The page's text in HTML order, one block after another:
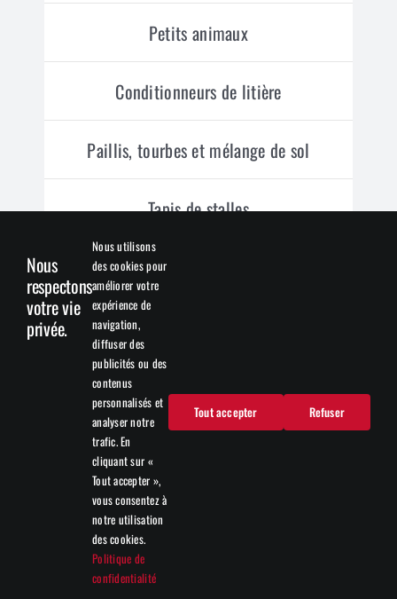
Petits animaux
Conditionneurs de litière
Paillis, tourbes et mélange de sol
Tapis de stalles
Formulaires
Demande de crédit
Suivre Top Bedding
© - 2025 | Top Bedding | Tous droits réservés |
Une création deSV2 Marketing inc.
Nous
respectons
votre vie
privée.
Nous utilisons
des cookies pour
améliorer votre
expérience de
navigation,
diffuser des
publicités ou des
contenus
personnalisés et
analyser notre
trafic. En
cliquant sur «
Tout accepter »,
vous consentez à
notre utilisation
des cookies.
Politique de
confidentialité
Tout accepter Refuser